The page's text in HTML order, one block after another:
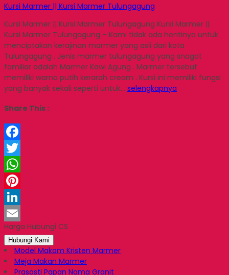
Kursi Marmer || Kursi Marmer Tulungagung
Kursi Marmer || Kursi Marmer Tulungagung Kursi Marmer ||
Kursi Marmer Tulungagung – Kami tidak ada hentinya untuk
menciptakan kerajinan marmer yang asli dari kota
Tulungagung . Jenis marmer tulungagung yang snagat
familiar adalah Marmer Kawi Agung . Marmer tersebut
memiliki warna putih kerarah cream . Kursi ini memiliki fungsi
yang banyak sekali seperti untuk… selengkapnya
Share This :
Facebook
Twitter
WhatsApp
Pinterest
LinkedIn
Email
Harga Hubungi CS
Hubungi Kami
Model Makam Kristen Marmer
Meja Makan Marmer
Prasasti Papan Nama Granit